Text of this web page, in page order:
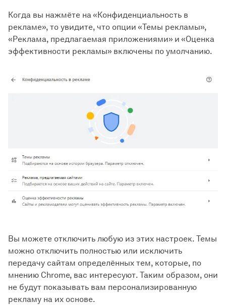
Когда вы нажмёте на «Конфиденциальность в
рекламе», то увидите, что опции «Темы рекламы»,
«Реклама, предлагаемая приложениями» и «Оценка
эффективности рекламы» включены по умолчанию.
Вы можете отключить любую из этих настроек. Темы
можно отключить полностью или исключить
передачу сайтам определённых тем, которые, по
мнению Chrome, вас интересуют. Таким образом, они
не будут показывать вам персонализированную
рекламу на их основе.